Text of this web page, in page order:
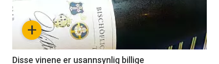
nå+
Disse vinene er usannsynlig billige